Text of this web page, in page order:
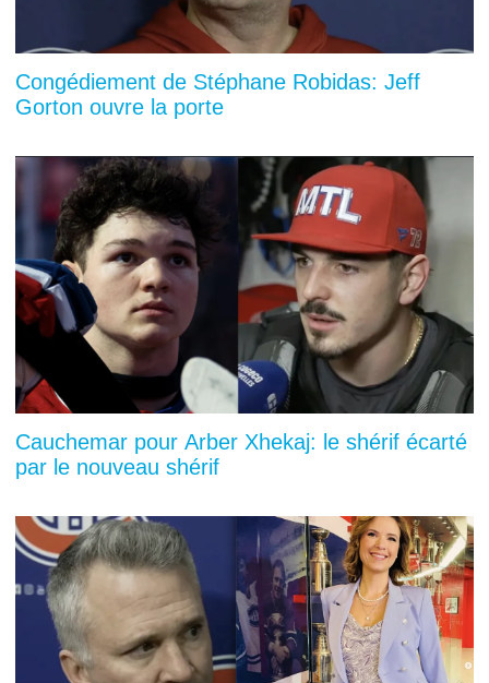
Congédiement de Stéphane Robidas: Jeff
Gorton ouvre la porte
Cauchemar pour Arber Xhekaj: le shérif écarté
par le nouveau shérif